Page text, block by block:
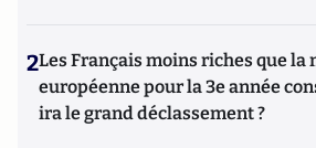
2Les Français moins riches que la
européenne pour la 3e année
ira le grand déclassement ?